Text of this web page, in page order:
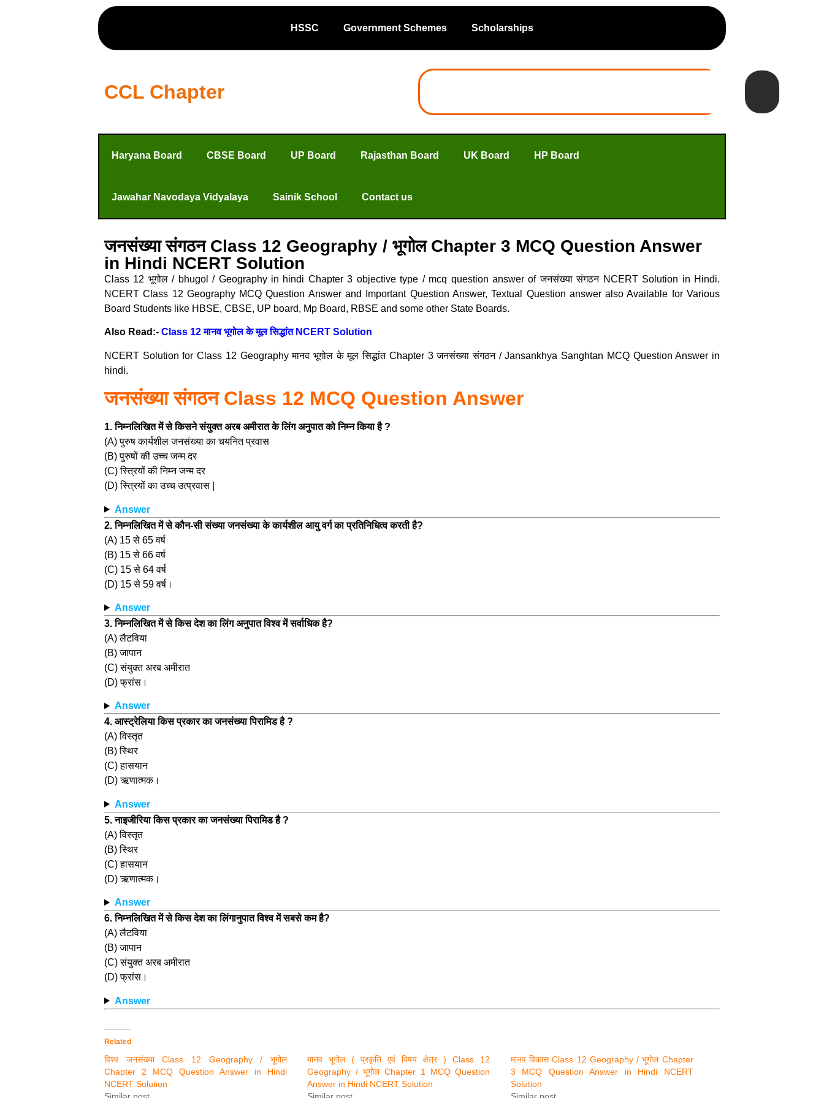
HSSC Government Schemes Scholarships
CCL Chapter
Haryana Board CBSE Board UP Board Rajasthan Board UK Board HP Board
Jawahar Navodaya Vidyalaya Sainik School Contact us
जनसंख्या संगठन Class 12 Geography / भूगोल Chapter 3 MCQ Question Answer
in Hindi NCERT Solution
Class 12 भूगोल / bhugol / Geography in hindi Chapter 3 objective type / mcq question answer of जनसंख्या संगठन NCERT Solution in Hindi.
NCERT Class 12 Geography MCQ Question Answer and Important Question Answer, Textual Question answer also Available for Various
Board Students like HBSE, CBSE, UP board, Mp Board, RBSE and some other State Boards.
Also Read:- Class 12 मानव भूगोल के मूल सिद्धांत NCERT Solution
NCERT Solution for Class 12 Geography मानव भूगोल के मूल सिद्धांत Chapter 3 जनसंख्या संगठन / Jansankhya Sanghtan MCQ Question Answer in
hindi.
जनसंख्या संगठन Class 12 MCQ Question Answer
1. निम्नलिखित में से किसने संयुक्त अरब अमीरात के लिंग अनुपात को निम्न किया है ?
(A) पुरुष कार्यशील जनसंख्या का चयनित प्रवास
(B) पुरुषों की उच्च जन्म दर
(C) स्त्रियों की निम्न जन्म दर
(D) स्त्रियों का उच्च उत्प्रवास |
Answer
2. निम्नलिखित में से कौन-सी संख्या जनसंख्या के कार्यशील आयु वर्ग का प्रतिनिधित्व करती है?
(A) 15 से 65 वर्ष
(B) 15 से 66 वर्ष
(C) 15 से 64 वर्ष
(D) 15 से 59 वर्ष।
Answer
3. निम्नलिखित में से किस देश का लिंग अनुपात विश्व में सर्वाधिक है?
(A) लैटविया
(B) जापान
(C) संयुक्त अरब अमीरात
(D) फ्रांस।
Answer
4. आस्ट्रेलिया किस प्रकार का जनसंख्या पिरामिड है ?
(A) विस्तृत
(B) स्थिर
(C) हासयान
(D) ऋणात्मक।
Answer
5. नाइजीरिया किस प्रकार का जनसंख्या पिरामिड है ?
(A) विस्तृत
(B) स्थिर
(C) हासयान
(D) ऋणात्मक।
Answer
6. निम्नलिखित में से किस देश का लिंगानुपात विश्व में सबसे कम है?
(A) लैटविया
(B) जापान
(C) संयुक्त अरब अमीरात
(D) फ्रांस।
Answer
Related
विश्व जनसंख्या Class 12 Geography / भूगोल
Chapter 2 MCQ Question Answer in Hindi
NCERT Solution
Similar post
मानव भूगोल ( प्रकृति एवं विषय क्षेत्र ) Class 12
Geography / भूगोल Chapter 1 MCQ Question
Answer in Hindi NCERT Solution
Similar post
मानव विकास Class 12 Geography / भूगोल Chapter
3 MCQ Question Answer in Hindi NCERT
Solution
Similar post